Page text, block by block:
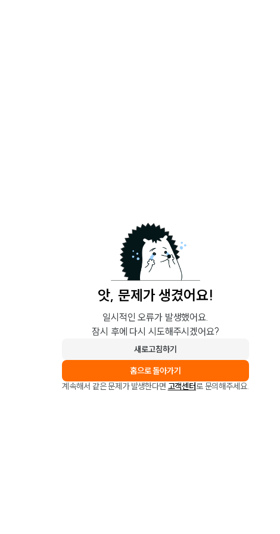
앗, 문제가 생겼어요!
일시적인 오류가 발생했어요.
잠시 후에 다시 시도해주시겠어요?
새로고침하기
홈으로 돌아가기
계속해서 같은 문제가 발생한다면 고객센터로 문의해주세요.